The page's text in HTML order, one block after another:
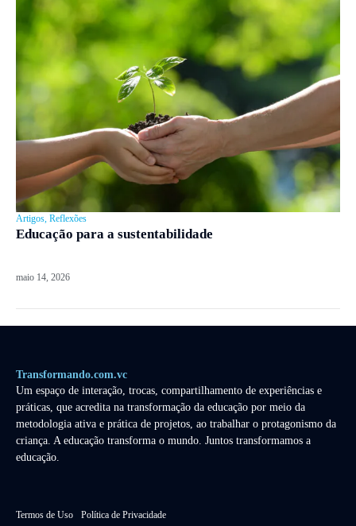
Artigos, Reflexões
Educação para a sustentabilidade
maio 14, 2026
Transformando.com.vc
Um espaço de interação, trocas, compartilhamento de experiências e
práticas, que acredita na transformação da educação por meio da
metodologia ativa e prática de projetos, ao trabalhar o protagonismo da
criança. A educação transforma o mundo. Juntos transformamos a
educação.
Termos de Uso Política de Privacidade